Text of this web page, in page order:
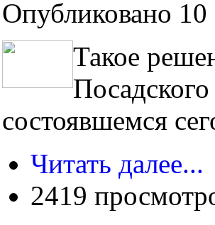
Опубликовано 10
Такое
состоявшемся
Читать далее...
2419